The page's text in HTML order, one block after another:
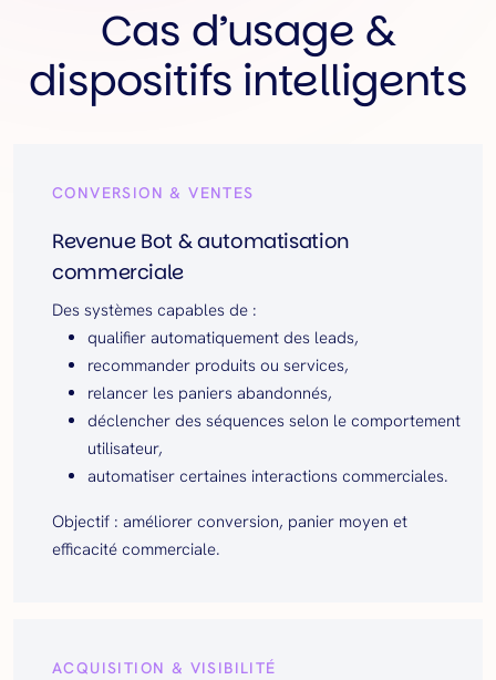
Cas d’usage &
dispositifs intelligents
CONVERSION & VENTES
Revenue Bot & automatisation
commerciale
Des systèmes capables de :
qualifier automatiquement des leads,
recommander produits ou services,
relancer les paniers abandonnés,
déclencher des séquences selon le comportement
utilisateur,
automatiser certaines interactions commerciales.
Objectif : améliorer conversion, panier moyen et
efficacité commerciale.
ACQUISITION & VISIBILITÉ